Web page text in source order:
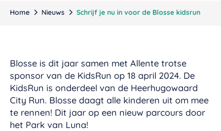
Home Nieuws Schrijf je nu in voor de Blosse kidsrun
Blosse is dit jaar samen met Allente trotse
sponsor van de KidsRun op 18 april 2024. De
KidsRun is onderdeel van de Heerhugowaard
City Run. Blosse daagt alle kinderen uit om mee
te rennen! Dit jaar op een nieuw parcours door
het Park van Luna!